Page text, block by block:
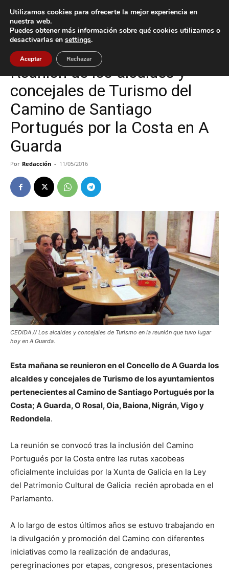
Inicio A Guarda
A Guarda Política
Reunión de los alcaldes y
concejales de Turismo del
Camino de Santiago
Portugués por la Costa en A
Guarda
Por Redacción - 11/05/2016
CEDIDA // Los alcaldes y concejales de Turismo en la reunión que tuvo lugar
hoy en A Guarda.
Esta mañana se reunieron en el Concello de A Guarda los
alcaldes y concejales de Turismo de los ayuntamientos
pertenecientes al Camino de Santiago Portugués por la
Costa; A Guarda, O Rosal, Oia, Baiona, Nigrán, Vigo y
Redondela.
La reunión se convocó tras la inclusión del Camino
Portugués por la Costa entre las rutas xacobeas
oficialmente incluidas por la Xunta de Galicia en la Ley
del Patrimonio Cultural de Galicia recién aprobada en el
Parlamento.
A lo largo de estos últimos años se estuvo trabajando en
la divulgación y promoción del Camino con diferentes
iniciativas como la realización de andaduras,
peregrinaciones por etapas, congresos, presentaciones
Utilizamos cookies para ofrecerte la mejor experiencia en
nuestra web.
Puedes obtener más información sobre qué cookies utilizamos o
desactivarlas en settings.
Aceptar Rechazar